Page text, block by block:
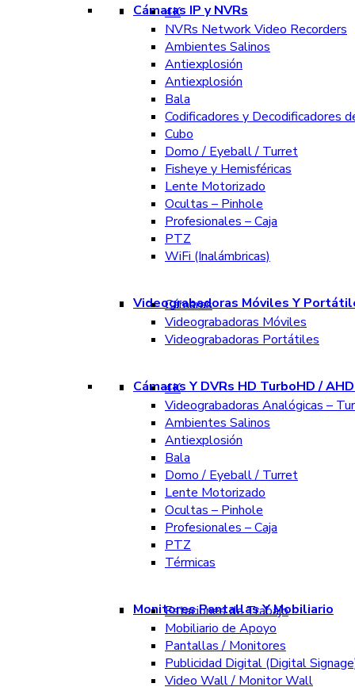
Cámaras IP y NVRs
4K
NVRs Network Video Recorders
Ambientes Salinos
Antiexplosión
Antiexplosión
Bala
Codificadores y Decodificadores
Cubo
Domo / Eyeball / Turret
Fisheye y Hemisféricas
Lente Motorizado
Ocultas – Pinhole
Profesionales – Caja
PTZ
WiFi (Inalámbricas)
Videograbadoras Móviles Y
Cámaras
Videograbadoras Móviles
Videograbadoras Portátiles
Cámaras Y DVRs HD TurboHD /
4K
Videograbadoras Analógicas –
Ambientes Salinos
Antiexplosión
Bala
Domo / Eyeball / Turret
Lente Motorizado
Ocultas – Pinhole
Profesionales – Caja
PTZ
Térmicas
Monitores Pantallas Y Mobiliario
Estaciones de Trabajo
Mobiliario de Apoyo
Pantallas / Monitores
Publicidad Digital (Digital
Video Wall / Monitor Wall